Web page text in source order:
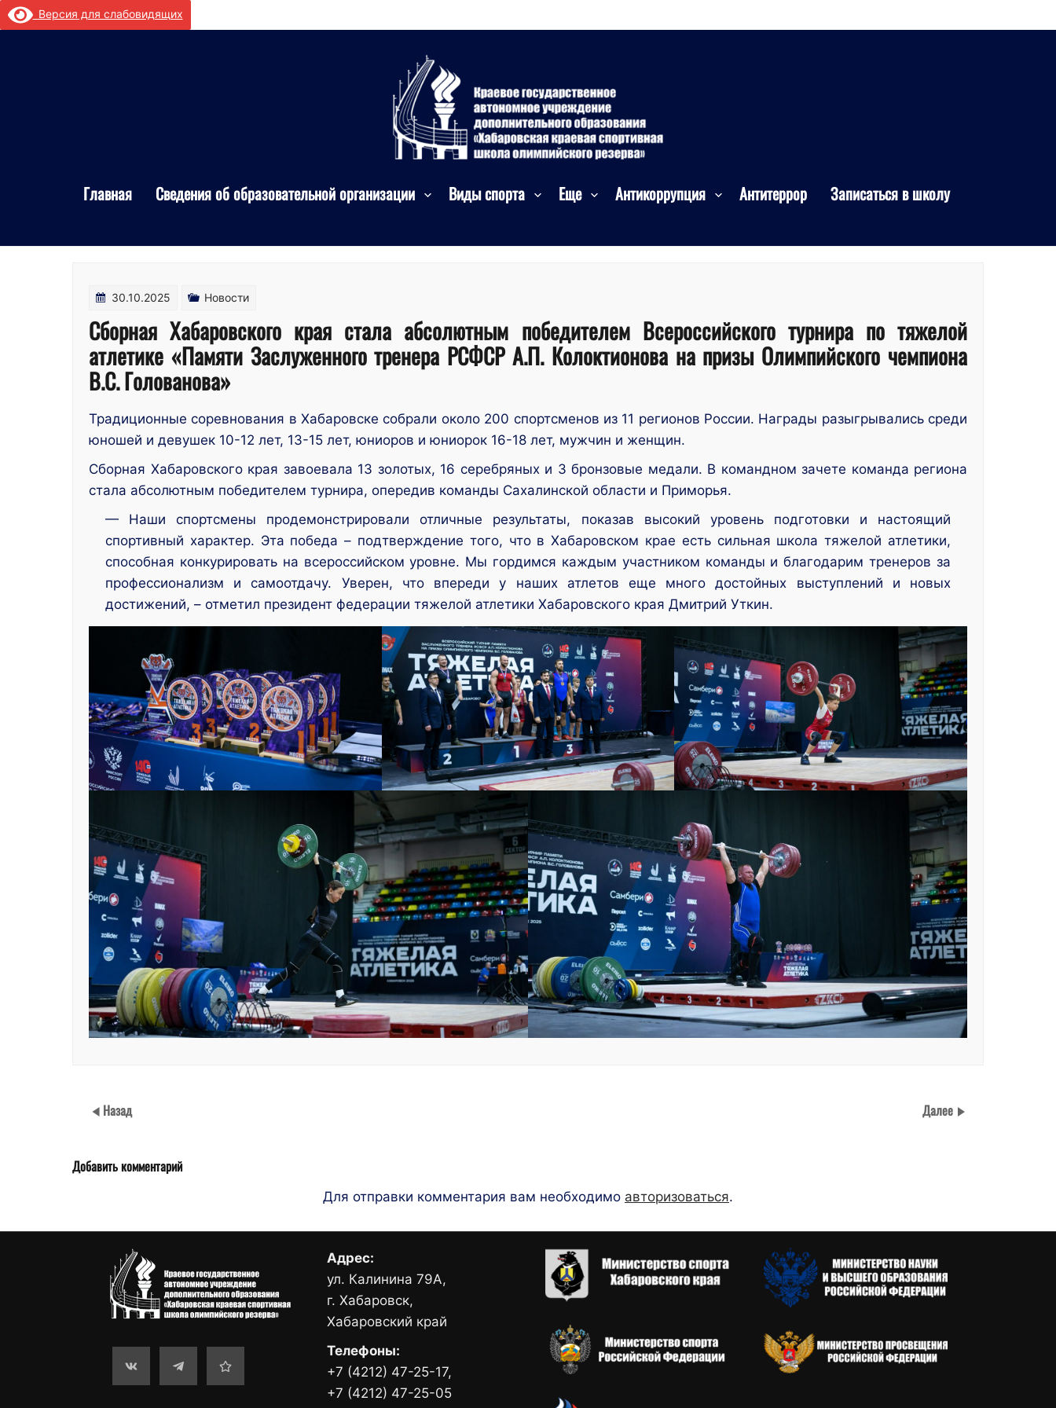
Версия для слабовидящих
Перейти
содержимому
Главная Сведения об образовательной организации Виды спорта Еще Антикоррупция Антитеррор Записаться в школу
30.10.2025 Новости
Сборная Хабаровского края стала абсолютным победителем Всероссийского турнира по тяжелой
атлетике «Памяти Заслуженного тренера РСФСР А.П. Колоктионова на призы Олимпийского чемпиона
В.С. Голованова»
Традиционные соревнования в Хабаровске собрали около 200 спортсменов из 11 регионов России. Награды разыгрывались среди
юношей и девушек 10-12 лет, 13-15 лет, юниоров и юниорок 16-18 лет, мужчин и женщин.
Сборная Хабаровского края завоевала 13 золотых, 16 серебряных и 3 бронзовые медали. В командном зачете команда региона
стала абсолютным победителем турнира, опередив команды Сахалинской области и Приморья.
— Наши спортсмены продемонстрировали отличные результаты, показав высокий уровень подготовки и настоящий
спортивный характер. Эта победа – подтверждение того, что в Хабаровском крае есть сильная школа тяжелой атлетики,
способная конкурировать на всероссийском уровне. Мы гордимся каждым участником команды и благодарим тренеров за
профессионализм и самоотдачу. Уверен, что впереди у наших атлетов еще много достойных выступлений и новых
достижений, – отметил президент федерации тяжелой атлетики Хабаровского края Дмитрий Уткин.
Назад Далее
Добавить комментарий
Для отправки комментария вам необходимо авторизоваться.
Адрес:
ул. Калинина 79А,
г. Хабаровск,
Хабаровский край
Телефоны:
+7 (4212) 47-25-17,
+7 (4212) 47-25-05